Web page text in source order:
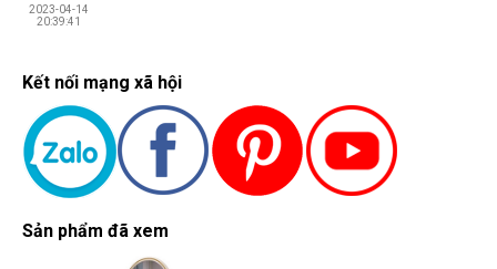
2023-04-14
20:39:41
Kết nối mạng xã hội
Sản phẩm đã xem